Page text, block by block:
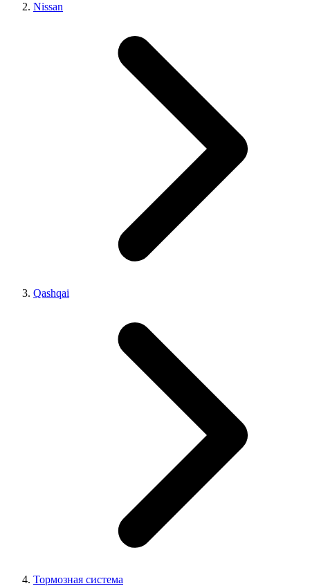
Nissan
Qashqai
Тормозная система